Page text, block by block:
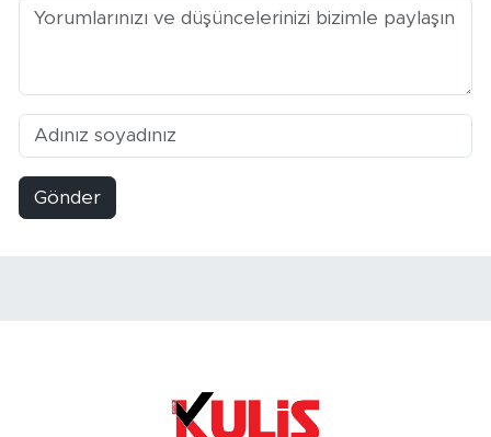
Gönder